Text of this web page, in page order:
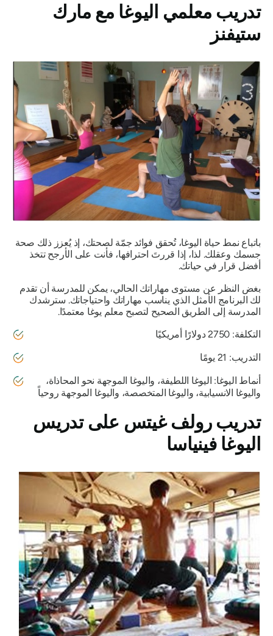
تدريب معلمي اليوغا مع مارك
ستيفنز
باتباع نمط حياة اليوغا، تُحقق فوائد جمّة لصحتك، إذ يُعزز ذلك صحة
جسمك وعقلك. لذا، إذا قررتَ احترافها، فأنت على الأرجح تتخذ
أفضل قرار في حياتك.
بغض النظر عن مستوى مهاراتك الحالي، يمكن للمدرسة أن تقدم
لك البرنامج الأمثل الذي يناسب مهاراتك واحتياجاتك. سترشدك
المدرسة إلى الطريق الصحيح لتصبح معلم يوغا معتمدًا.
التكلفة: 2750 دولارًا أمريكيًا
التدريب: 21 يومًا
أنماط اليوغا: اليوغا اللطيفة، واليوغا الموجهة نحو المحاذاة،
واليوغا الانسيابية، واليوغا المتخصصة، واليوغا الموجهة روحياً
تدريب رولف غيتس على تدريس
اليوغا فينياسا